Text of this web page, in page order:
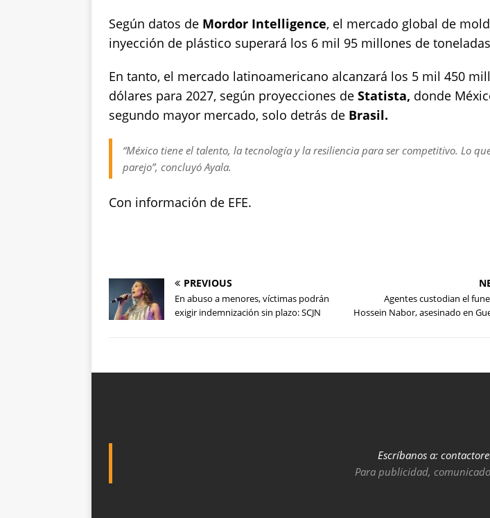
Según datos de Mordor Intelligence, el mercado global de
inyección de plástico superará los 6 mil 95 millones de
En tanto, el mercado latinoamericano alcanzará los 5 mil 450
dólares para 2027, según proyecciones de Statista, donde
segundo mayor mercado, solo detrás de Brasil.
“México tiene el talento, la tecnología y la resiliencia para ser competitivo. Lo
parejo”, concluyó Ayala.
Con información de EFE.
PREVIOUS
En abuso a menores, víctimas podrán
exigir indemnización sin plazo: SCJN
Agentes custodian el
Hossein Nabor, asesinado en
Escríbanos a:
Para publicidad,